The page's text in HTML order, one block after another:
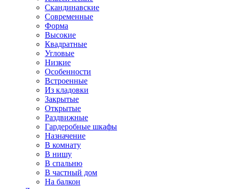
Скандинавские
Современные
Форма
Высокие
Квадратные
Угловые
Низкие
Особенности
Встроенные
Из кладовки
Закрытые
Открытые
Раздвижные
Гардеробные шкафы
Назначение
В комнату
В нишу
В спальню
В частный дом
На балкон